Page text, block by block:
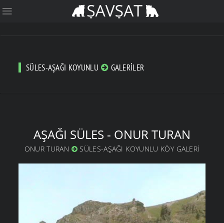
SÜLES-AŞAĞI KOYUNLU GALERILER
AŞAĞI SÜLES - ONUR TURAN
ONUR TURAN SÜLES-AŞAĞI KOYUNLU KÖY GALERI